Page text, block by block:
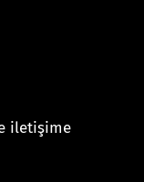
iletişime